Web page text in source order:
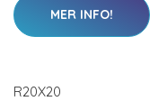
MER INFO!
R20X20